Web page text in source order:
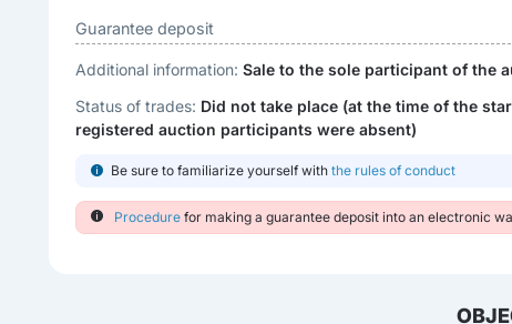
Guarantee deposit
Additional information:Sale to the sole participant of the
Status of trades: Did not take place (at the time of the
registered auction participants were absent)
Be sure to familiarize yourself withthe rules of conduct
Procedure for making a guarantee deposit into an electronic